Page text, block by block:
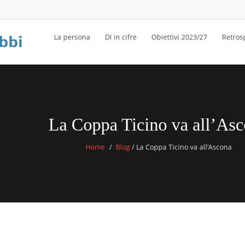
La persona DI in cifre Obiettivi 2023/27
La Coppa Ticino va
Home Blog / La Coppa Ticino va all’Ascona